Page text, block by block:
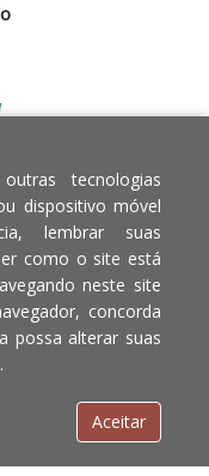
caso de divergência de
o valor válido é o do
tecnologias
dispositivo móvel
lembrar suas
como o site está
neste site
concorda
possa alterar suas
Aceitar